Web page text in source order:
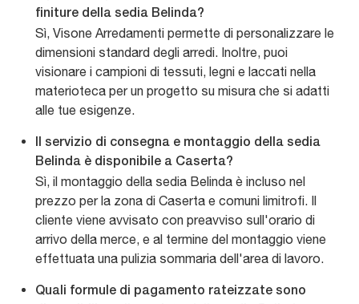
finiture della sedia Belinda?
Sì, Visone Arredamenti permette di personalizzare le
dimensioni standard degli arredi. Inoltre, puoi
visionare i campioni di tessuti, legni e laccati nella
materioteca per un progetto su misura che si adatti
alle tue esigenze.
Il servizio di consegna e montaggio della sedia
Belinda è disponibile a Caserta?
Sì, il montaggio della sedia Belinda è incluso nel
prezzo per la zona di Caserta e comuni limitrofi. Il
cliente viene avvisato con preavviso sull'orario di
arrivo della merce, e al termine del montaggio viene
effettuata una pulizia sommaria dell'area di lavoro.
Quali formule di pagamento rateizzate sono